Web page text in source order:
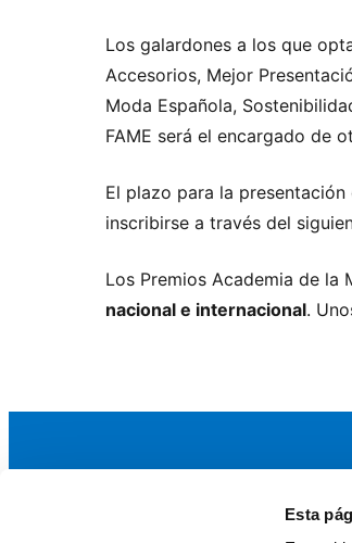
Esta
Los galardones a los que
Accesorios, Mejor
Moda Española,
FAME será el encargado de
El plazo para la
inscribirse a través del
Los Premios Academia de la
nacional e internacional.